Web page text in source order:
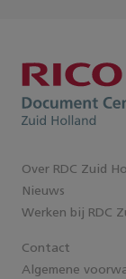
Over RDC Zuid
Nieuws
Werken bij RDC
Contact
Algemene